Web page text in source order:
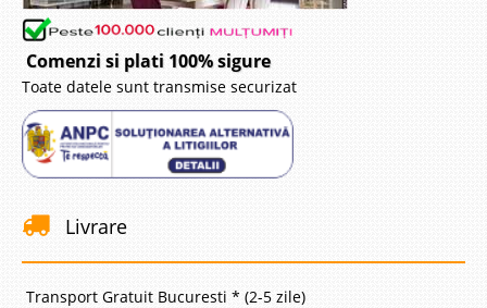
Comenzi si plati 100% sigure
Toate datele sunt transmise securizat
Livrare
Transport Gratuit Bucuresti * (2-5 zile)